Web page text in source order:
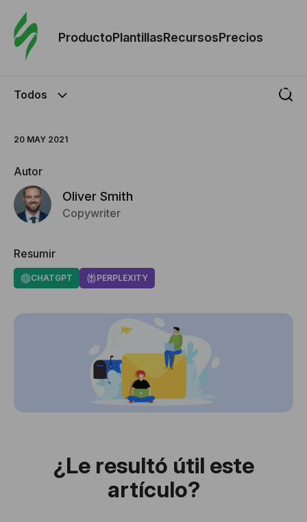
ProductoPlantillasRecursosPrecios
Todos
20 MAY 2021
Autor
Oliver Smith
Copywriter
Resumir
CHATGPT PERPLEXITY
¿Le resultó útil este
artículo?